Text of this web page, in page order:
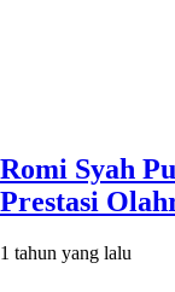
Romi Syah
Prestasi
1 tahun yang lalu